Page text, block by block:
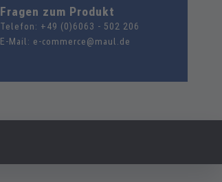
Fragen zum Produkt
Telefon: +49 (0)6063 - 502 206
E-Mail: e-commerce@maul.de